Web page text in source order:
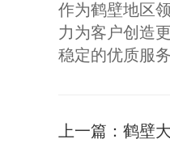
作为鹤壁地区
力为客户创造
稳定的优质服
上一篇： 鹤壁